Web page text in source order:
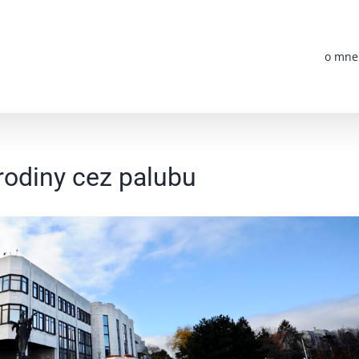
o mne
cez palubu